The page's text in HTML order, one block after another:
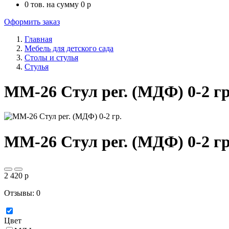
0 тов. на сумму 0 p
Оформить заказ
Главная
Мебель для детского сада
Столы и стулья
Стулья
ММ-26 Стул рег. (МДФ) 0-2
ММ-26 Стул рег. (МДФ) 0-2
2 420 p
Отзывы: 0
Цвет